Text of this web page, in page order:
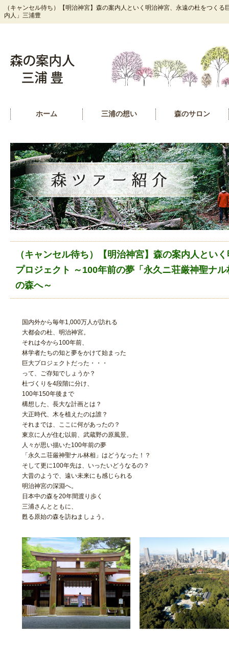
（キャンセル待ち）【明治神宮】森の案内人といく明治神宮、永遠の杜をつく
内人」三浦豊
ホーム 三浦の想い 森のサロン
（キャンセル待ち）【明治神宮】森の案内人とい
プロジェクト ～100年前の夢「永久ニ荘厳神聖ナ
の森へ～
国内外から毎年1,000万人が訪れる
大都会の杜、明治神宮。
それは今から100年前、
林学者たちの知と夢をかけて始まった
巨大プロジェクトだった・・・
って、ご存知でしょうか？
杜づくりを4段階に分け、
100年150年後まで
構想した、長大な計画とは？
大正時代、木を植えたのは誰？
それまでは、ここに何があったの？
東京に人が住む以前、武蔵野の原風景。
人々が思い描いた100年前の夢
「永久ニ荘厳神聖ナル林相」はどうなった！？
そして更に100年先は、いったいどうなるの？
大昔のようで、遠い未来にも感じられる
明治神宮の深淵へ。
日本中の森を20年間渡り歩く
三浦さんとともに、
甦る原始の森を訪ねましょう。